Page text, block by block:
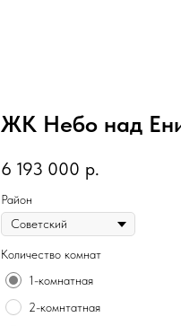
ЖК Небо над
6 193 000 р.
Район
Количество комнат
1-комнатная
2-комнтатная